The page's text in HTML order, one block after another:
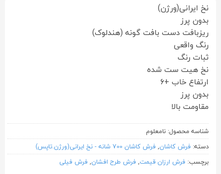
نخ ایرانی(ورژن)
بدون پرز
ریزبافت دست بافت گونه (هندلوک)
رنگ واقعی
ثبات رنگ
نخ هیت ست شده
ارتفاع خاب +۶
بدون پرز
مقاومت بالا
شناسه محصول: نامعلوم
دسته: فرش کاشان, فرش کاشان 700 شانه - نخ ایرانی(ورژن.تاپس)
برچسب: فرش ارزان قیمت, فرش طرح افشان, فرش فیلی